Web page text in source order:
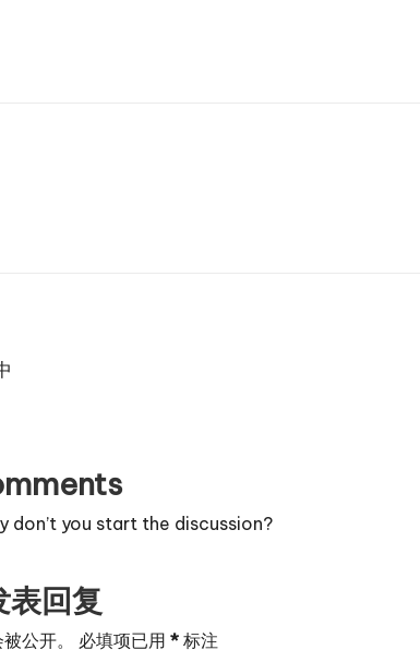
don’t you start the discussion?
表回复
公开。 必填项已用 * 标注